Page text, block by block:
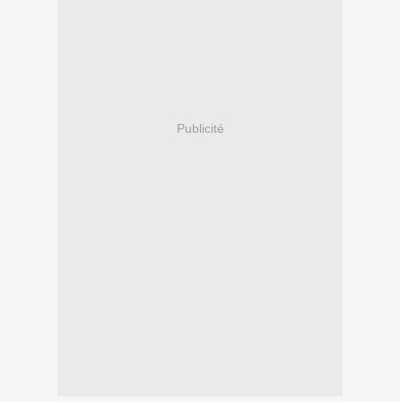
Publicité